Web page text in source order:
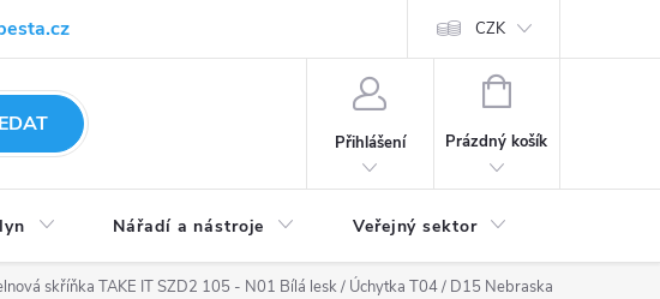
údajů CZK
Přihlášení
NÁKUPNÍ
Prázdný košík
Nářadí a nástroje Veřejný sektor
skříňka TAKE IT SZD2 105 - N01 Bílá lesk / Úchytka T04 / D15 Nebraska